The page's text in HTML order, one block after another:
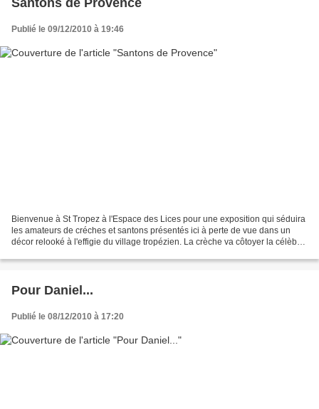
Publié le 09/12/2010 à 19:46
Bienvenue à St Tropez à l'Espace des Lices pour une exposition qui séduira
les amateurs de créches et santons présentés ici à perte de vue dans un
décor relooké à l'effigie du village tropézien. La crèche va côtoyer la célèbre
Pour Daniel...
Publié le 08/12/2010 à 17:20